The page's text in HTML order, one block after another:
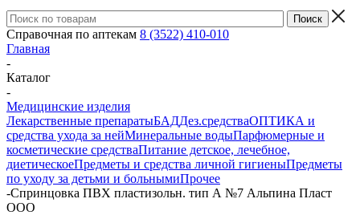
Справочная по аптекам 8 (3522) 410-010
Главная
-
Каталог
-
Медицинские изделия
Лекарственные препаратыБАДДез.средстваОПТИКА и
средства ухода за нейМинеральные водыПарфюмерные и
косметические средстваПитание детское, лечебное,
диетическоеПредметы и средства личной гигиеныПредметы
по уходу за детьми и больнымиПрочее
-Спринцовка ПВХ пластизольн. тип А №7 Альпина Пласт
ООО